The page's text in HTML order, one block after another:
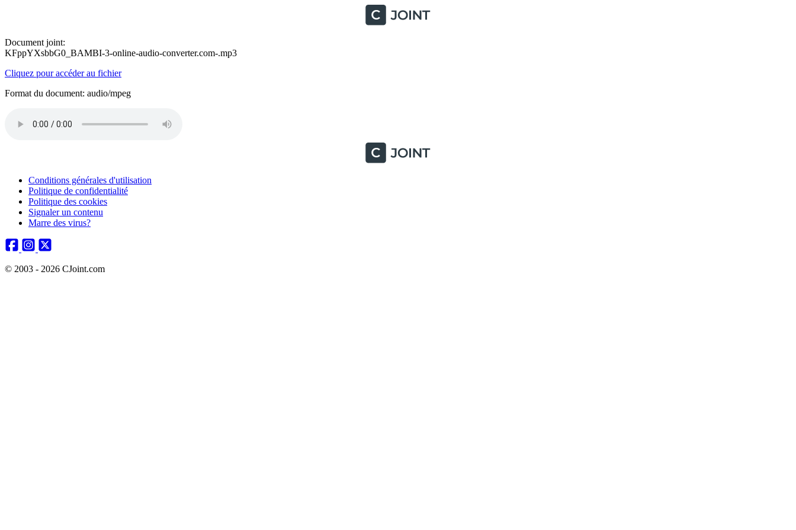
Document joint:
KFppYXsbbG0_BAMBI-3-online-audio-converter.com-.mp3
Cliquez pour accéder au fichier
Format du document: audio/mpeg
Conditions générales d'utilisation
Politique de confidentialité
Politique des cookies
Signaler un contenu
Marre des virus?
© 2003 - 2026 CJoint.com